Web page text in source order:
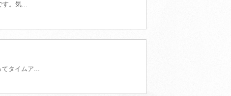
す。気...
てタイムア...